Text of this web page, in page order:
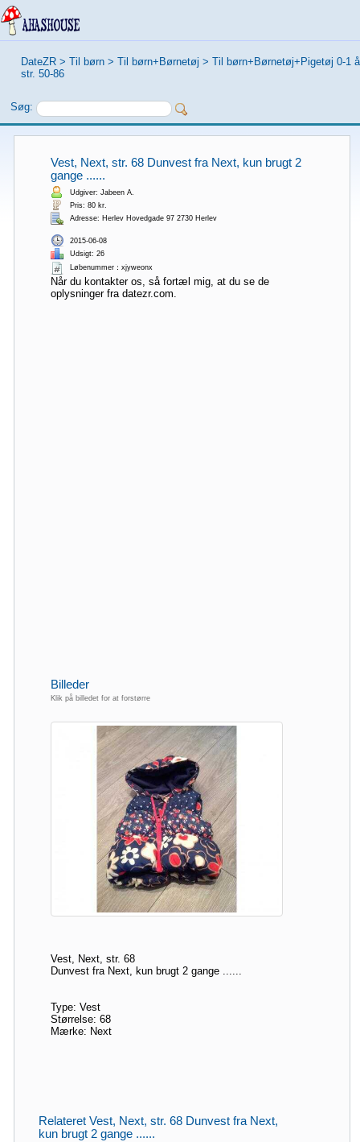
DateZR > Til børn > Til børn+Børnetøj > Til børn+Børnetøj+Pigetøj 0-1
str. 50-86
Søg:
Vest, Next, str. 68 Dunvest fra Next, kun brugt 2
gange ......
Udgiver: Jabeen A.
Pris: 80 kr.
Adresse: Herlev Hovedgade 97 2730 Herlev
2015-06-08
Udsigt: 26
Løbenummer：xjyweonx
Når du kontakter os, så fortæl mig, at du se de
oplysninger fra datezr.com.
Billeder
Klik på billedet for at forstørre
Vest, Next, str. 68
Dunvest fra Next, kun brugt 2 gange ......
Type: Vest
Størrelse: 68
Mærke: Next
Relateret Vest, Next, str. 68 Dunvest fra Next,
kun brugt 2 gange ......